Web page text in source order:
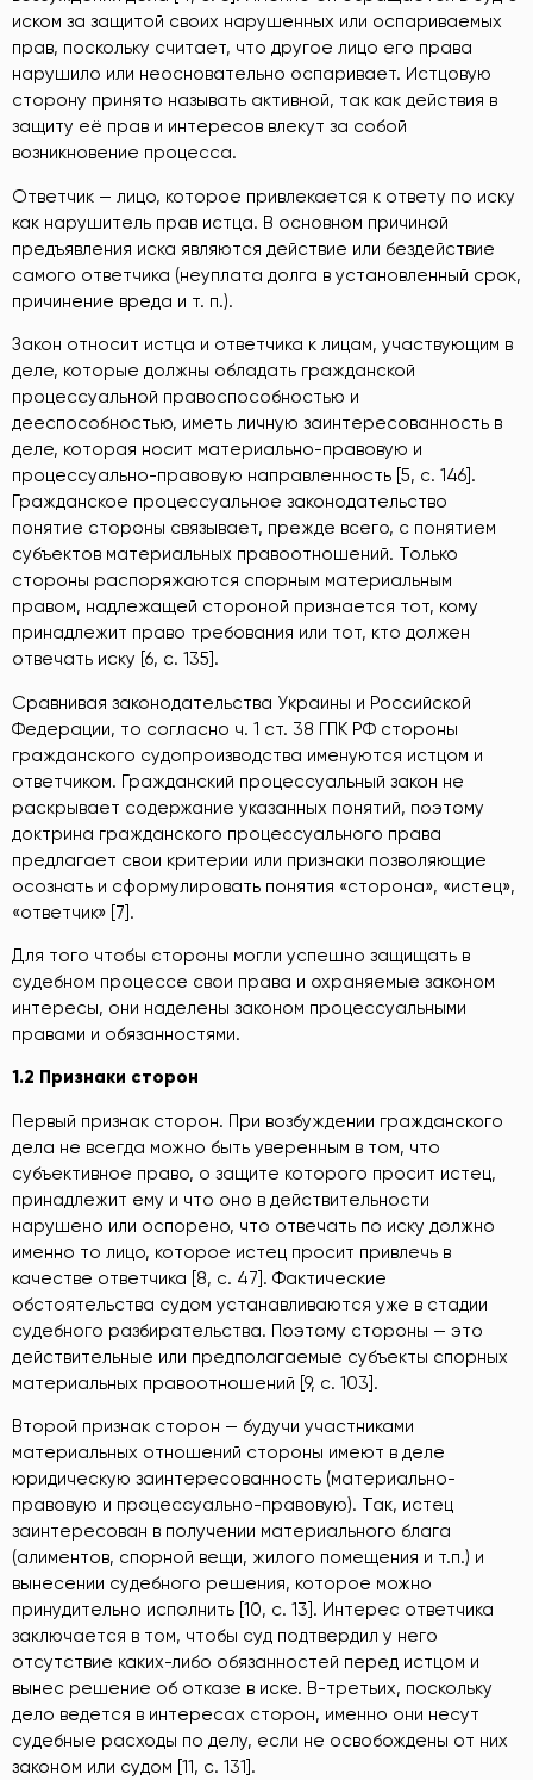
иском за защитой своих нарушенных или оспариваемых
прав, поскольку считает, что другое лицо его права
нарушило или неосновательно оспаривает. Истцовую
сторону принято называть активной, так как действия в
защиту её прав и интересов влекут за собой
возникновение процесса.
Ответчик — лицо, которое привлекается к ответу по иску
как нарушитель прав истца. В основном причиной
предъявления иска являются действие или бездействие
самого ответчика (неуплата долга в установленный срок,
причинение вреда и т. п.).
Закон относит истца и ответчика к лицам, участвующим в
деле, которые должны обладать гражданской
процессуальной правоспособностью и
дееспособностью, иметь личную заинтересованность в
деле, которая носит материально-правовую и
процессуально-правовую направленность [5, c. 146].
Гражданское процессуальное законодательство
понятие стороны связывает, прежде всего, с понятием
субъектов материальных правоотношений. Только
стороны распоряжаются спорным материальным
правом, надлежащей стороной признается тот, кому
принадлежит право требования или тот, кто должен
отвечать иску [6, c. 135].
Сравнивая законодательства Украины и Российской
Федерации, то согласно ч. 1 ст. 38 ГПК РФ стороны
гражданского судопроизводства именуются истцом и
ответчиком. Гражданский процессуальный закон не
раскрывает содержание указанных понятий, поэтому
доктрина гражданского процессуального права
предлагает свои критерии или признаки позволяющие
осознать и сформулировать понятия «сторона», «истец»,
«ответчик» [7].
Для того чтобы стороны могли успешно защищать в
судебном процессе свои права и охраняемые законом
интересы, они наделены законом процессуальными
правами и обязанностями.
1.2 Признаки сторон
Первый признак сторон. При возбуждении гражданского
дела не всегда можно быть уверенным в том, что
субъективное право, о защите которого просит истец,
принадлежит ему и что оно в действительности
нарушено или оспорено, что отвечать по иску должно
именно то лицо, которое истец просит привлечь в
качестве ответчика [8, c. 47]. Фактические
обстоятельства судом устанавливаются уже в стадии
судебного разбирательства. Поэтому стороны — это
действительные или предполагаемые субъекты спорных
материальных правоотношений [9, c. 103].
Второй признак сторон — будучи участниками
материальных отношений стороны имеют в деле
юридическую заинтересованность (материально-
правовую и процессуально-правовую). Так, истец
заинтересован в получении материального блага
(алиментов, спорной вещи, жилого помещения и т.п.) и
вынесении судебного решения, которое можно
принудительно исполнить [10, c. 13]. Интерес ответчика
заключается в том, чтобы суд подтвердил у него
отсутствие каких-либо обязанностей перед истцом и
вынес решение об отказе в иске. В-третьих, поскольку
дело ведется в интересах сторон, именно они несут
судебные расходы по делу, если не освобождены от них
законом или судом [11, c. 131].